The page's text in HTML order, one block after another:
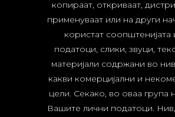
копираат, откриваат,
применуваат или на други
користат соопштенијата
податоци, слики, звуци,
материјали содржани во
какви комерцијални и
цели. Секако, во оваа група
Вашите лични податоци.